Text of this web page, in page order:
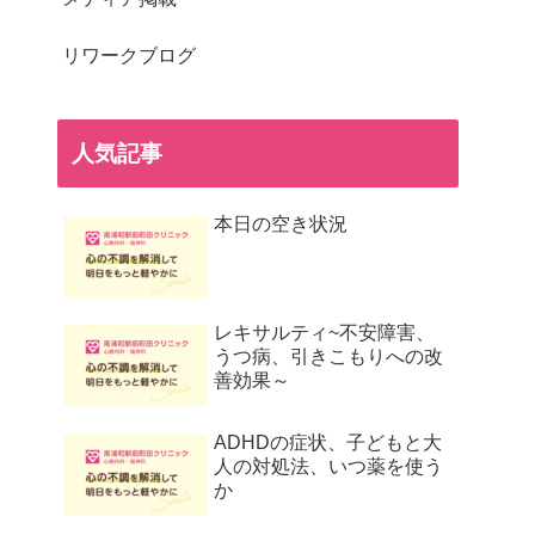
リワークブログ
人気記事
本日の空き状況
レキサルティ~不安障害、
うつ病、引きこもりへの改
善効果～
ADHDの症状、子どもと大
人の対処法、いつ薬を使う
か